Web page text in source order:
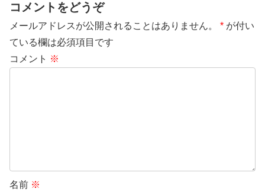
コメントをどうぞ
メールアドレスが公開されることはありません。 * が付い
ている欄は必須項目です
コメント ※
名前 ※